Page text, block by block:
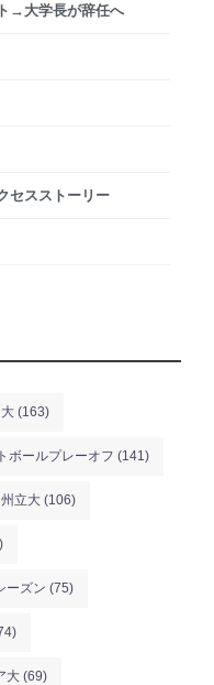
→大学長が辞任へ
セスストーリー
(163)
ボールプレーオフ (141)
立大 (106)
ーズン (75)
大 (69)